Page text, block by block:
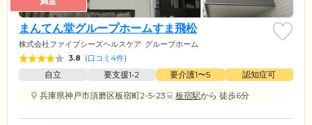
まんてん堂グループホームすま飛松
株式会社ファイブシーズヘルスケア グループホーム
3.8 (口コミ4件)
自立 要支援1•2 要介護1〜5
認知症可
兵庫県神戸市須磨区板宿町2-5-23
板宿駅から 徒歩6分